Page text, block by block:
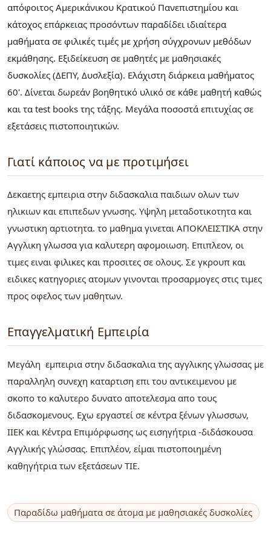
απόφοιτος Αμερικάνικου Κρατικού Πανεπιστημίου και
κάτοχος επάρκειας προσόντων παραδίδει ιδιαίτερα
μαθήματα σε φιλικές τιμές με χρήση σύγχρονων μεθόδων
εκμάθησης. Εξιδείκευση σε μαθητές με μαθησιακές
δυσκολίες (ΔΕΠΥ, Δυσλεξία). Ελάχιστη διάρκεια μαθήματος
60'. Δίνεται δωρεάν βοηθητικό υλικό σε κάθε μαθητή καθώς
και τα test books της τάξης. Μεγάλα ποσοστά επιτυχίας σε
εξετάσεις πιστοποιητικών.
Γιατί κάποιος να με προτιμήσει
Δεκαετης εμπειρια στην διδασκαλια παιδιων ολων των
ηλικιων και επιπεδων γνωσης. Υψηλη μεταδοτικοτητα και
γνωστικη αρτιοτητα. το μαθημα γινεται ΑΠΟΚΛΕΙΣΤΙΚΑ στην
Αγγλικη γλωσσα για καλυτερη αφομοιωση. Επιπλεον, οι
τιμες ειναι φιλικες και προσιτες σε ολους. Σε γκρουπ και
ειδικες κατηγοριες ατομων γινονται προσαρμογες στις τιμες
προς οφελος των μαθητων.
Επαγγελματική Εμπειρία
Μεγάλη εμπειρια στην διδασκαλια της αγγλικης γλωσσας με
παραλληλη συνεχη καταρτιση επι του αντικειμενου με
σκοπο το καλυτερο δυνατο αποτελεσμα απο τους
διδασκομενους. Εχω εργαστεί σε κέντρα ξένων γλωσσων,
ΙΙΕΚ και Κέντρα Επιμόρφωσης ως εισηγήτρια -διδάσκουσα
Αγγλικής γλώσσας. Επιπλέον, είμαι πιστοποιημένη
καθηγήτρια των εξετάσεων ΤΙΕ.
Παραδίδω μαθήματα σε άτομα με μαθησιακές δυσκολίες